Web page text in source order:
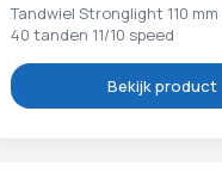
Tandwiel Stronglight 110
40 tanden 11/10 speed
Bekijk product